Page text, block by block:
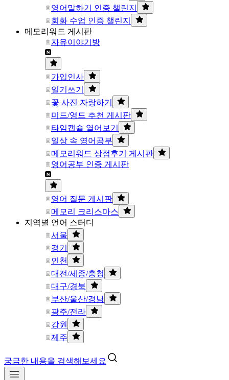
영어말하기 인증 챌린지
회화 수업 인증 챌린지
메모리워드 게시판
자유이야기방
가입인사
일기쓰기
꽃 사진 자랑하기
미드/영드 추천 게시판
타임캡슐 열어보기
일상 속 영어공부
메모리워드 상점후기 게시판
영어공부 인증 게시판
영어 질문 게시판
메모리 크리스마스
지역별 언어 스터디
서울
경기
인천
대전/세종/충청
대구/경북
부산/울산/경남
광주/전라
강원
제주
궁금한 내용을 검색해보세요